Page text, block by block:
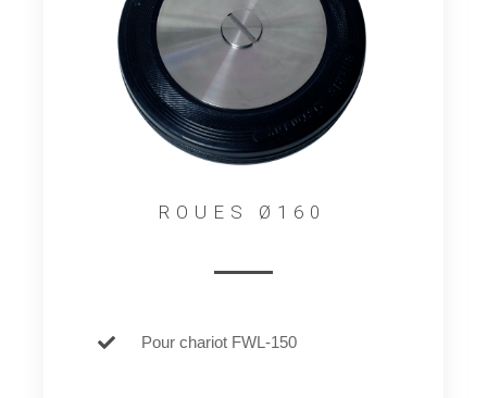
ROUES Ø160
Pour chariot FWL-150